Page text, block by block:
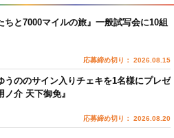
ちと7000マイルの旅』一般試写会に10組
応募締め切り： 2026.08.15
うののサイン入りチェキを1名様にプレゼ
介 天下御免』
応募締め切り： 2026.08.20